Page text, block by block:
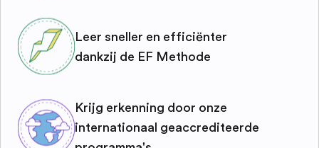
Leer sneller en efficiënter
dankzij de EF Methode
Krijg erkenning door onze
internationaal geaccrediteerde